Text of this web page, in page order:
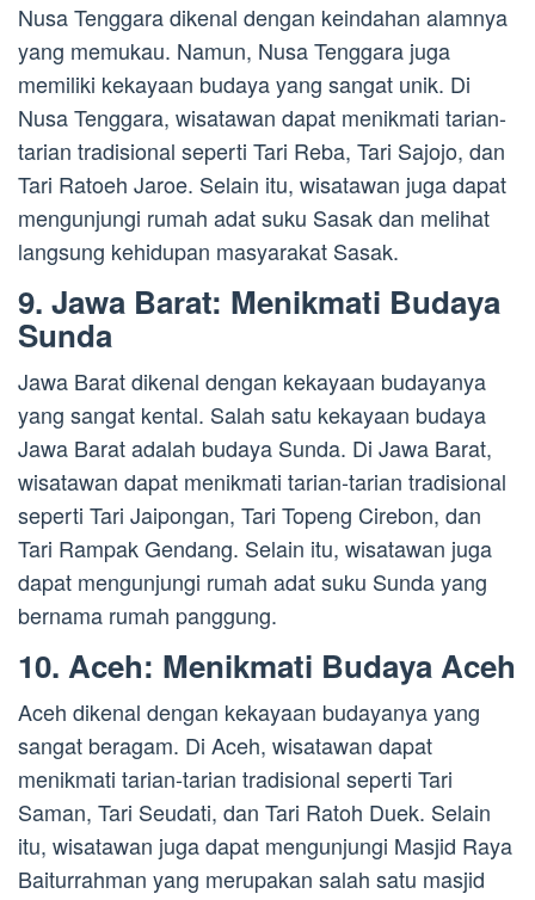
Nusa Tenggara dikenal dengan keindahan alamnya
yang memukau. Namun, Nusa Tenggara juga
memiliki kekayaan budaya yang sangat unik. Di
Nusa Tenggara, wisatawan dapat menikmati tarian-
tarian tradisional seperti Tari Reba, Tari Sajojo, dan
Tari Ratoeh Jaroe. Selain itu, wisatawan juga dapat
mengunjungi rumah adat suku Sasak dan melihat
langsung kehidupan masyarakat Sasak.
9. Jawa Barat: Menikmati Budaya
Sunda
Jawa Barat dikenal dengan kekayaan budayanya
yang sangat kental. Salah satu kekayaan budaya
Jawa Barat adalah budaya Sunda. Di Jawa Barat,
wisatawan dapat menikmati tarian-tarian tradisional
seperti Tari Jaipongan, Tari Topeng Cirebon, dan
Tari Rampak Gendang. Selain itu, wisatawan juga
dapat mengunjungi rumah adat suku Sunda yang
bernama rumah panggung.
10. Aceh: Menikmati Budaya Aceh
Aceh dikenal dengan kekayaan budayanya yang
sangat beragam. Di Aceh, wisatawan dapat
menikmati tarian-tarian tradisional seperti Tari
Saman, Tari Seudati, dan Tari Ratoh Duek. Selain
itu, wisatawan juga dapat mengunjungi Masjid Raya
Baiturrahman yang merupakan salah satu masjid